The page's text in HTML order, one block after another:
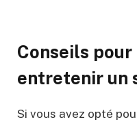
Conseils
entretenir un
Si vous avez opté